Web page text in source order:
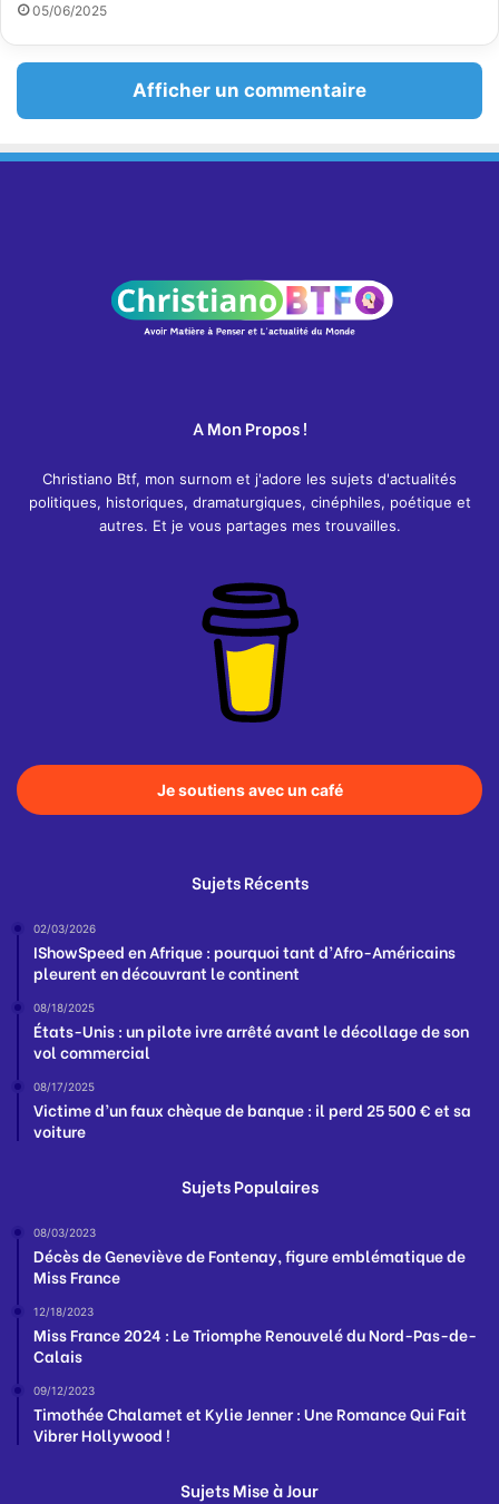
05/06/2025
Afficher un commentaire
A Mon Propos !
Christiano Btf, mon surnom et j'adore les sujets d'actualités
politiques, historiques, dramaturgiques, cinéphiles, poétique et
autres. Et je vous partages mes trouvailles.
Je soutiens avec un café
Sujets Récents
02/03/2026
IShowSpeed en Afrique : pourquoi tant d’Afro-Américains
pleurent en découvrant le continent
08/18/2025
États-Unis : un pilote ivre arrêté avant le décollage de son
vol commercial
08/17/2025
Victime d’un faux chèque de banque : il perd 25 500 € et sa
voiture
Sujets Populaires
08/03/2023
Décès de Geneviève de Fontenay, figure emblématique de
Miss France
12/18/2023
Miss France 2024 : Le Triomphe Renouvelé du Nord-Pas-de-
Calais
09/12/2023
Timothée Chalamet et Kylie Jenner : Une Romance Qui Fait
Vibrer Hollywood !
Sujets Mise à Jour